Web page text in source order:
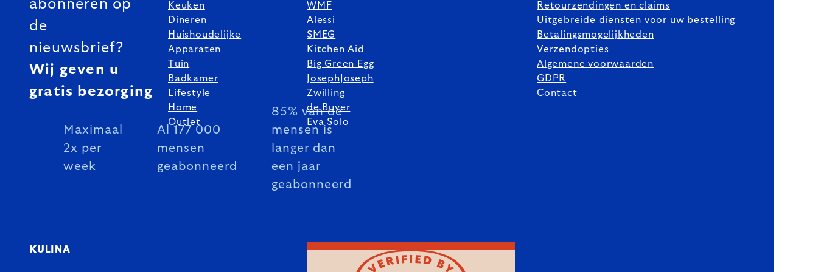
abonneren op
de
nieuwsbrief?
Wij geven u
gratis bezorging
Maximaal
2x per
week
Al 177 000
mensen
geabonneerd
85% van de
mensen is
langer dan
een jaar
geabonneerd
Keuken
Dineren
Huishoudelijke
Apparaten
Tuin
Badkamer
Lifestyle
Home
Outlet
WMF
Alessi
SMEG
Kitchen Aid
Big Green Egg
JosephJoseph
Zwilling
de Buyer
Eva Solo
Retourzendingen en claims
Uitgebreide diensten voor uw bestelling
Betalingsmogelijkheden
Verzendopties
Algemene voorwaarden
GDPR
Contact
KULINA